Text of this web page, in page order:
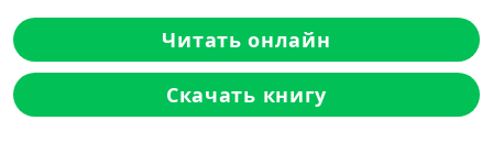
Читать онлайн
Скачать книгу